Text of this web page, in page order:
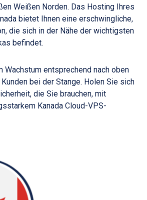
Weißen Norden. Das Hosting Ihres
bietet Ihnen eine erschwingliche,
die sich in der Nähe der wichtigsten
befindet.
Wachstum entsprechend nach oben
bei der Stange. Holen Sie sich
die Sie brauchen, mit
Kanada Cloud-VPS-